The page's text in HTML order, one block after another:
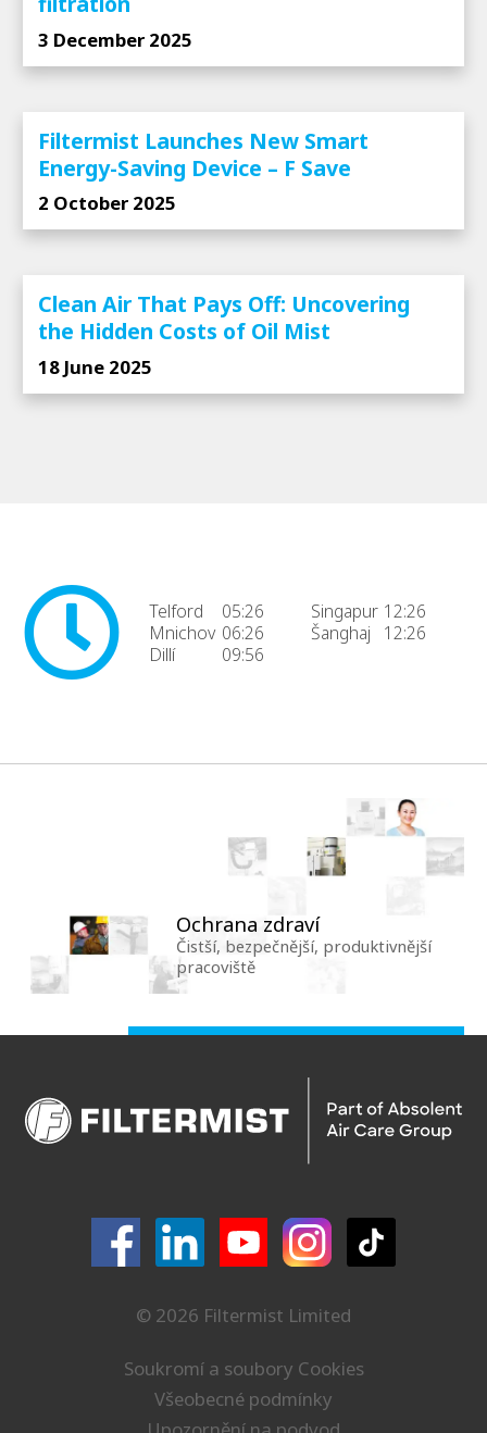
3 December 2025
Filtermist Launches New Smart
Energy-Saving Device – F Save
2 October 2025
Clean Air That Pays Off: Uncovering
the Hidden Costs of Oil Mist
18 June 2025
Telford
05:26
Mnichov 06:26
Dillí
09:56
Singapur 12:26
Šanghaj
12:26
Ochrana zdraví
Čistší, bezpečnější, produktivnější
pracoviště
© 2026 Filtermist Limited
Soukromí a soubory Cookies
Všeobecné podmínky